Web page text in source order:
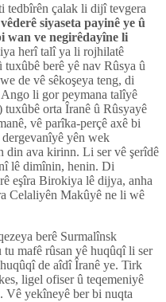
tedbîrên çalak li dijî tevgera
siyaseta payinê ye û
wan ve negirêdayîne li
herî talî ya li rojhilatê
berê yê nav Rûsya û
de vê sêkoşeya teng, di
li gor peymana talîyê
orta Îranê û Rûsyayê
vê parîka-perçê axê bi
yên wek
din ava kirinn. Li ser vê şerîdê
lê dimînin, henin. Di
eşîra Birokiya lê dijya, anha
Celaliyên Makûyê ne li wê
berê Surmalînsk
mafê rûsan yê huqûqî li ser
de aîdî Îranê ye. Tirk
ligel ofiser û teqemeniyê
yekîneyê ber bi nuqta